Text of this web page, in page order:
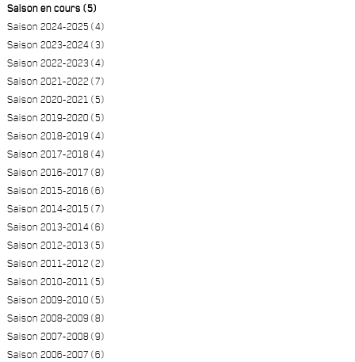
Saison en cours (5)
Saison 2024-2025 (4)
Saison 2023-2024 (3)
Saison 2022-2023 (4)
Saison 2021-2022 (7)
Saison 2020-2021 (5)
Saison 2019-2020 (5)
Saison 2018-2019 (4)
Saison 2017-2018 (4)
Saison 2016-2017 (8)
Saison 2015-2016 (6)
Saison 2014-2015 (7)
Saison 2013-2014 (6)
Saison 2012-2013 (5)
Saison 2011-2012 (2)
Saison 2010-2011 (5)
Saison 2009-2010 (5)
Saison 2008-2009 (8)
Saison 2007-2008 (9)
Saison 2006-2007 (6)